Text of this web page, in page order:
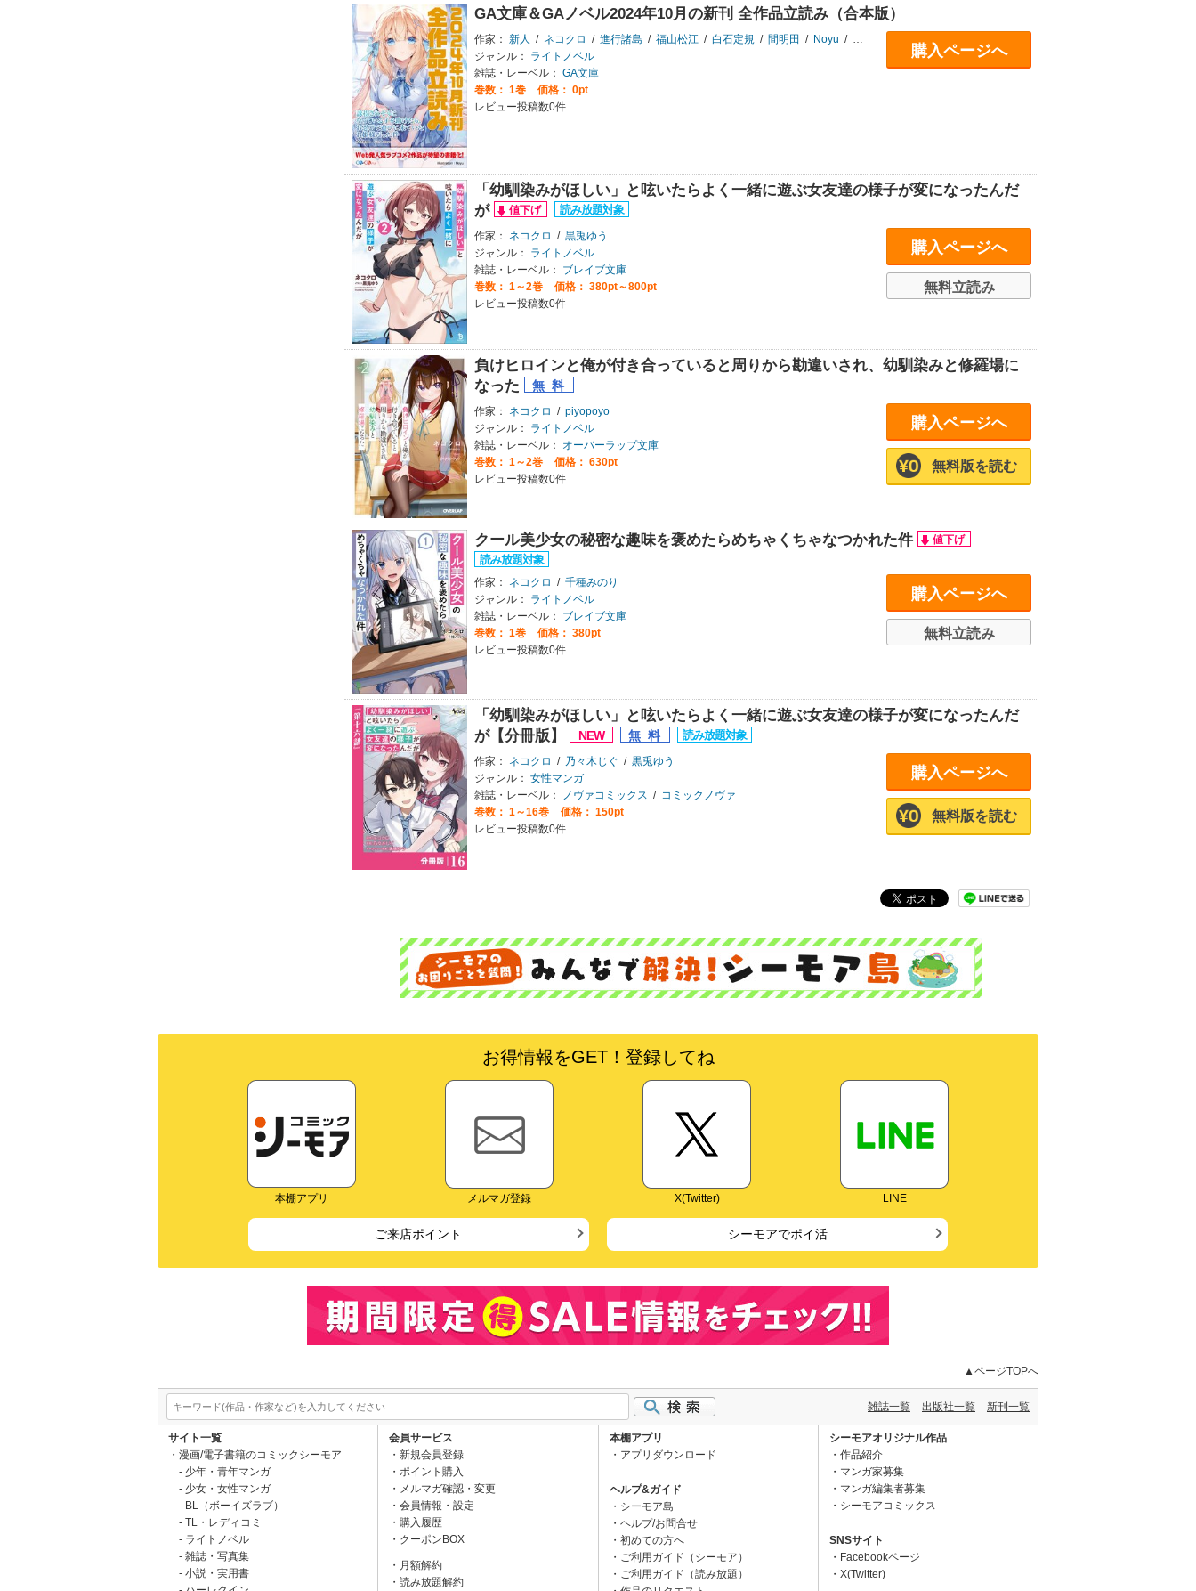
GA文庫＆GAノベル2024年10月の新刊 全作品立読み（合本版）
作家： 新人 / ネコクロ / 進行諸島 / 福山松江 / 白石定規 / 間明田 / Noyu /
ジャンル：
ライトノベル
雑誌・レーベル： GA文庫
巻数： 1巻
価格： 0pt
レビュー投稿数0件
購入ページへ
「幼馴染みがほしい」と呟いたらよく一緒に遊ぶ女友達の様子が変になったんだ
が
作家： ネコクロ / 黒兎ゆう
ジャンル：
ライトノベル
雑誌・レーベル：
ブレイブ文庫
巻数： 1～2巻
価格： 380pt～800pt
レビュー投稿数0件
購入ページへ
無料立読み
負けヒロインと俺が付き合っていると周りから勘違いされ、幼馴染みと修羅場に
なった
作家： ネコクロ / piyopoyo
ジャンル：
ライトノベル
雑誌・レーベル：
オーバーラップ文庫
巻数： 1～2巻
価格： 630pt
レビュー投稿数0件
購入ページへ
無料版を読む
クール美少女の秘密な趣味を褒めたらめちゃくちゃなつかれた件
作家： ネコクロ / 千種みのり
ジャンル：
ライトノベル
雑誌・レーベル：
ブレイブ文庫
巻数： 1巻
価格： 380pt
レビュー投稿数0件
購入ページへ
無料立読み
「幼馴染みがほしい」と呟いたらよく一緒に遊ぶ女友達の様子が変になったんだ
が【分冊版】
作家： ネコクロ / 乃々木じぐ / 黒兎ゆう
ジャンル： 女性マンガ
雑誌・レーベル：
ノヴァコミックス /
コミックノヴァ
巻数： 1～16巻
価格： 150pt
レビュー投稿数0件
購入ページへ
無料版を読む
お得情報をGET！登録してね
本棚アプリ メルマガ登録 X(Twitter) LINE
ご来店ポイント シーモアでポイ活
▲ページTOPへ
雑誌一覧 出版社一覧 新刊一覧
サイト一覧
漫画/電子書籍のコミックシーモア
少年・青年マンガ
少女・女性マンガ
BL（ボーイズラブ）
TL・レディコミ
ライトノベル
雑誌・写真集
小説・実用書
会員サービス
新規会員登録
ポイント購入
メルマガ確認・変更
会員情報・設定
購入履歴
クーポンBOX
月額解約
読み放題解約
本棚アプリ
アプリダウンロード
ヘルプ&ガイド
シーモア島
ヘルプ/お問合せ
初めての方へ
ご利用ガイド（シーモア）
ご利用ガイド（読み放題）
シーモアオリジナル作品
作品紹介
マンガ家募集
マンガ編集者募集
シーモアコミックス
SNSサイト
Facebookページ
X(Twitter)